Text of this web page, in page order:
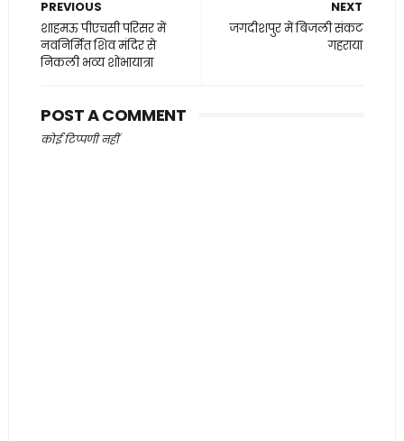
NEXT
जगदीशपुर में बिजली संकट
गहराया
PREVIOUS
शाहमऊ पीएचसी परिसर में
नवनिर्मित शिव मंदिर से
निकली भव्य शोभायात्रा
POST A COMMENT
कोई टिप्पणी नहीं